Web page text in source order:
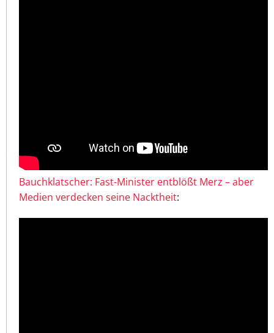
Bauchklatscher: Fast-Minister entblößt Merz – aber
Medien verdecken seine Nacktheit: